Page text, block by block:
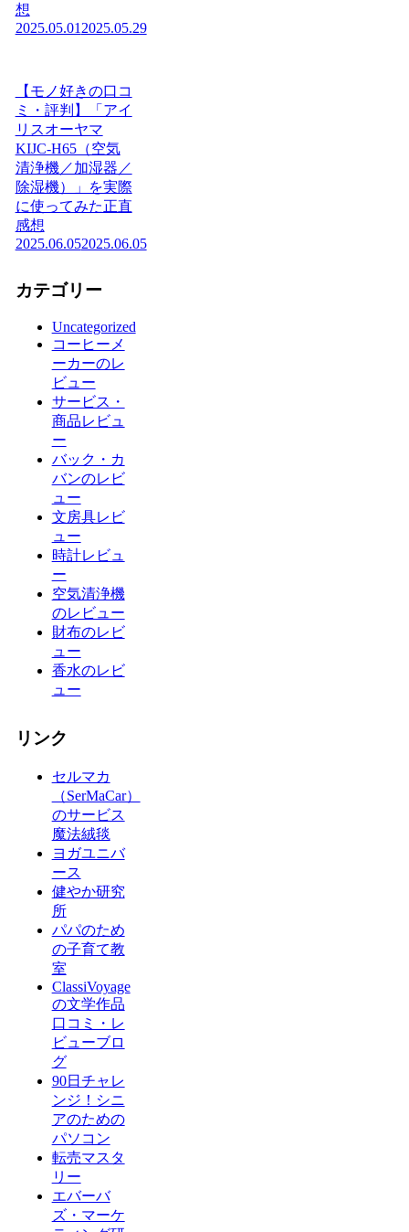
想
2025.05.01 2025.05.29
【モノ好きの口コ
ミ・評判】「アイ
リスオーヤマ
KIJC-H65（空気
清浄機／加湿器／
除湿機）」を実際
に使ってみた正直
感想
2025.06.052025.06.05
カテゴリー
Uncategorized
コーヒーメ
ーカーのレ
ビュー
サービス・
商品レビュ
ー
バック・カ
バンのレビ
ュー
文房具レビ
ュー
時計レビュ
ー
空気清浄機
のレビュー
財布のレビ
ュー
香水のレビ
ュー
リンク
セルマカ
（SerMaCar）
のサービス
魔法絨毯
ヨガユニバ
ース
健やか研究
所
パパのため
の子育て教
室
ClassiVoyage
の文学作品
口コミ・レ
ビューブロ
グ
90日チャレ
ンジ！シニ
アのための
パソコン
転売マスタ
リー
エバーバ
ズ・マーケ